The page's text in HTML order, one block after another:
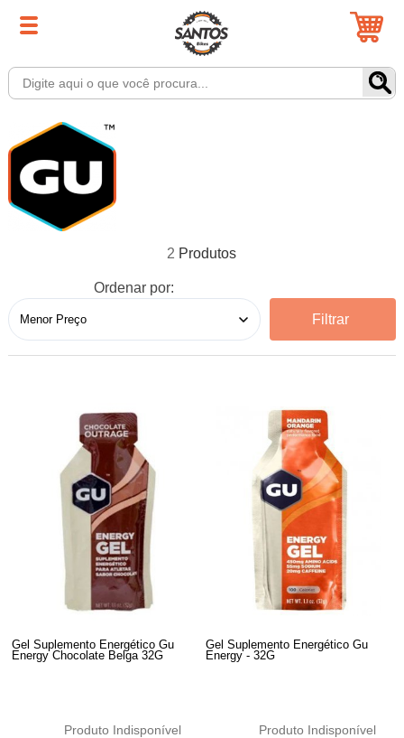
2
Ordenar por:
Filtrar
Gel Suplemento Energético Gu
Energy Chocolate Belga 32G
Produto Indisponível
Gel Suplemento Energético Gu
Energy - 32G
Produto Indisponível